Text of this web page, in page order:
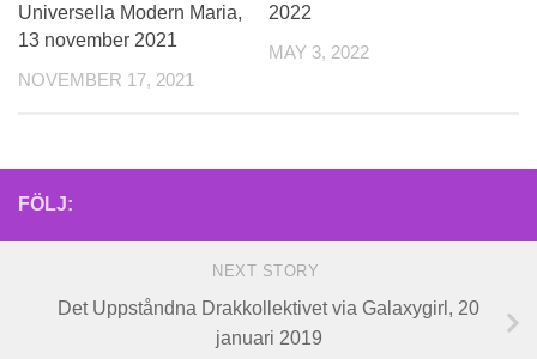
Universella Modern Maria,
13 november 2021
NOVEMBER 17, 2021
2022
MAY 3, 2022
FÖLJ:
NEXT STORY
Det Uppståndna Drakkollektivet via Galaxygirl, 20
januari 2019